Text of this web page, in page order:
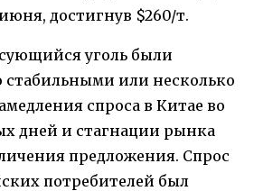
достигнув $260/т.
уголь были
или несколько
спроса в Китае во
дней и стагнации рынка
предложения. Спрос
потребителей был